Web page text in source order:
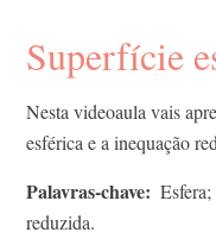
Superfície
Nesta videoaula vais
esférica e a inequação
Palavras-chave
reduzida.